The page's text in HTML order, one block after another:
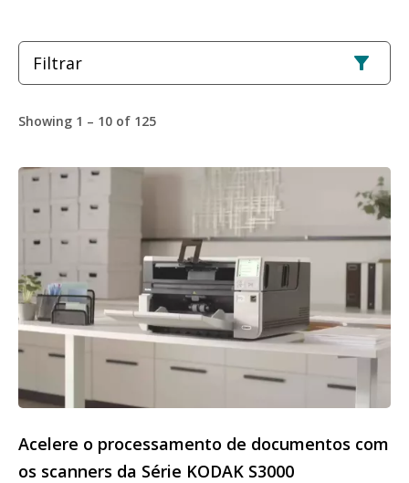
Filtrar
Showing 1 – 10 of 125
Acelere o processamento de documentos com
os scanners da Série KODAK S3000